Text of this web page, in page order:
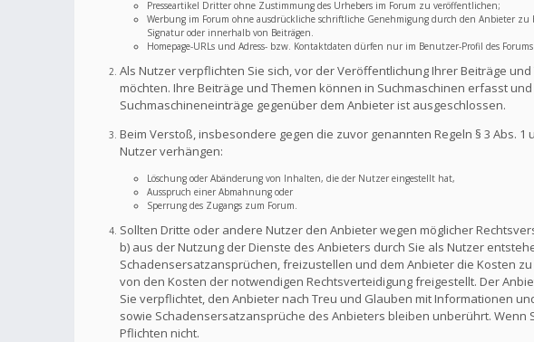
Presseartikel Dritter ohne Zustimmung des Urhebers im Forum zu veröffentlichen;
Werbung im Forum ohne ausdrückliche schriftliche Genehmigung durch den Anbieter
Signatur oder innerhalb von Beiträgen.
Homepage-URLs und Adress- bzw. Kontaktdaten dürfen nur im Benutzer-Profil des
Als Nutzer verpflichten Sie sich, vor der Veröffentlichung Ihrer Beiträge
möchten. Ihre Beiträge und Themen können in Suchmaschinen erfasst
Suchmaschineneinträge gegenüber dem Anbieter ist ausgeschlossen.
Beim Verstoß, insbesondere gegen die zuvor genannten Regeln § 3 Abs.
Nutzer verhängen:
Löschung oder Abänderung von Inhalten, die der Nutzer eingestellt hat,
Ausspruch einer Abmahnung oder
Sperrung des Zugangs zum Forum.
Sollten Dritte oder andere Nutzer den Anbieter wegen möglicher
b) aus der Nutzung der Dienste des Anbieters durch Sie als Nutzer
Schadensersatzansprüchen, freizustellen und dem Anbieter die Kosten
von den Kosten der notwendigen Rechtsverteidigung freigestellt. Der
Sie verpflichtet, den Anbieter nach Treu und Glauben mit Informationen
sowie Schadensersatzansprüche des Anbieters bleiben unberührt.
Pflichten nicht.